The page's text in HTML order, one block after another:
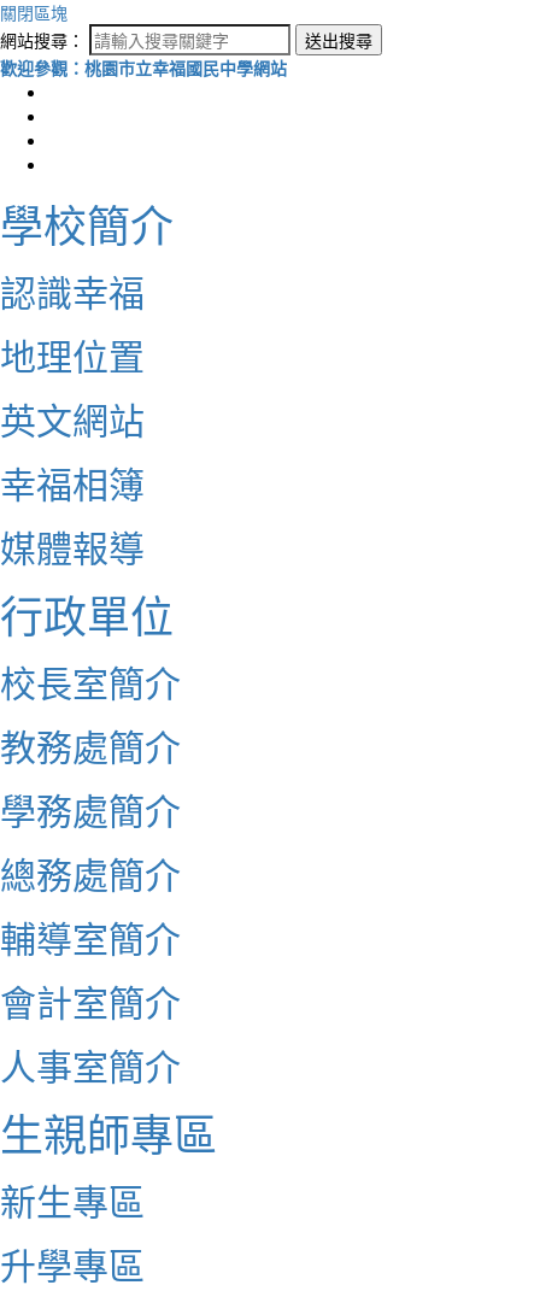
關閉區塊
網站搜尋：
送出搜尋
歡迎參觀：桃園市立幸福國民中學網站
學校簡介
認識幸福
地理位置
英文網站
幸福相簿
媒體報導
行政單位
校長室簡介
教務處簡介
學務處簡介
總務處簡介
輔導室簡介
會計室簡介
人事室簡介
生親師專區
新生專區
升學專區